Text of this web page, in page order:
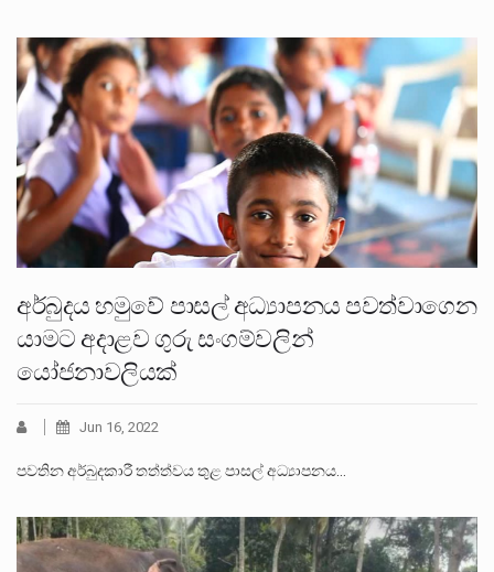
අර්බුදය හමුවේ පාසල් අධ්‍යාපනය පවත්වාගෙන
යාමට අදාළව ගුරු සංගම්වලින්
යෝජනාවලියක්
Jun 16, 2022
පවතින අර්බුදකාරී තත්ත්වය තුළ පාසල් අධ්‍යාපනය…